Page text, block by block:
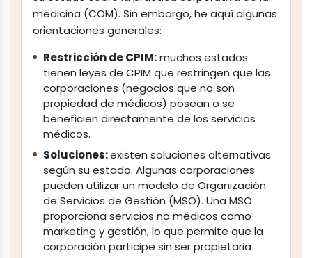
medicina (COM). Sin embargo, he aquí algunas
orientaciones generales:
Restricción de CPIM:muchos estados
tienen leyes de CPIM que restringen que las
corporaciones (negocios que no son
propiedad de médicos) posean o se
beneficien directamente de los servicios
médicos.
Soluciones:existen soluciones alternativas
según su estado. Algunas corporaciones
pueden utilizar un modelo de Organización
de Servicios de Gestión (MSO). Una MSO
proporciona servicios no médicos como
marketing y gestión, lo que permite que la
corporación participe sin ser propietaria